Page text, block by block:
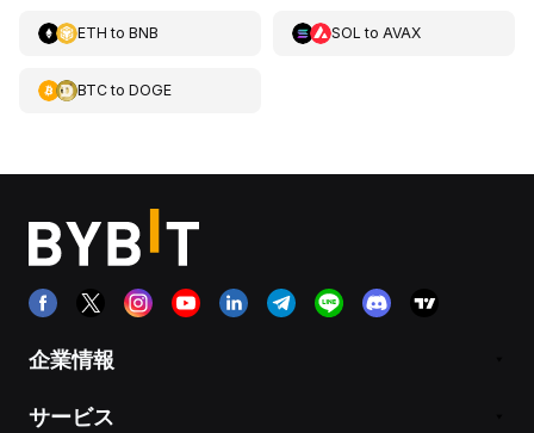
ETH to BNB SOL to AVAX
BTCto DOGE
企業情報
サービス